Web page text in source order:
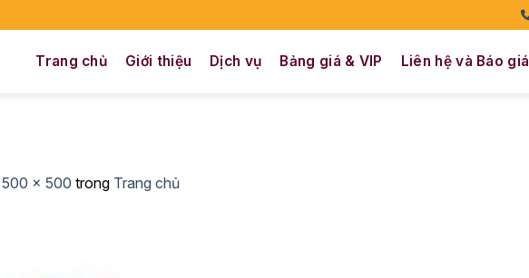
Trang chủ Giới thiệu Dịch vụ Bảng giá & VIP Liên hệ và Báo giá
500 × 500 trong Trang chủ